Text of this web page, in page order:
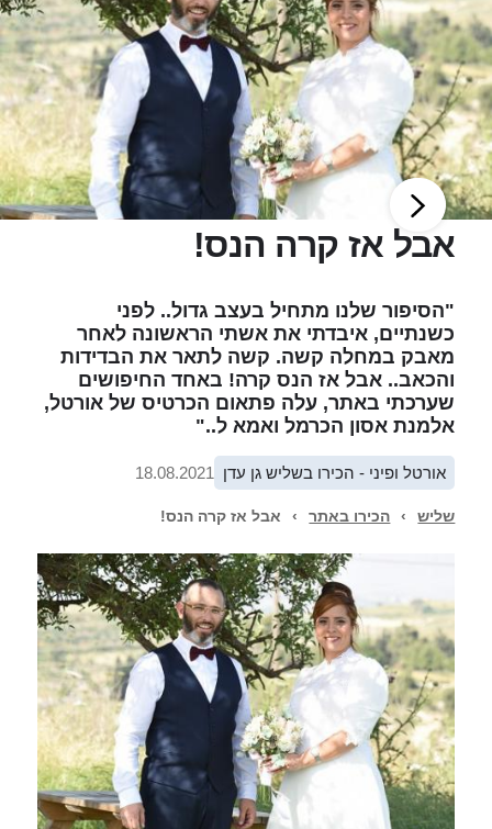
אבל אז קרה הנס!
"הסיפור שלנו מתחיל בעצב גדול.. לפני
כשנתיים, איבדתי את אשתי הראשונה לאחר
מאבק במחלה קשה. קשה לתאר את הבדידות
והכאב.. אבל אז הנס קרה! באחד החיפושים
שערכתי באתר, עלה פתאום הכרטיס של אורטל,
אלמנת אסון הכרמל ואמא ל.."
אורטל ופיני - הכירו בשליש גן עדן 18.08.2021
שליש › הכירו באתר › אבל אז קרה הנס!